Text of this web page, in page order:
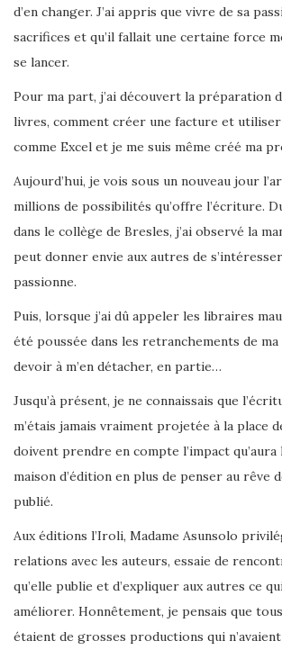
d’en changer. J’ai appris que vivre de sa
sacrifices et qu’il fallait une certaine force
se lancer.
Pour ma part, j’ai découvert la préparation
livres, comment créer une facture et
comme Excel et je me suis même créé ma
Aujourd’hui, je vois sous un nouveau jour
millions de possibilités qu’offre l’écriture.
dans le collège de Bresles, j’ai observé la
peut donner envie aux autres de
passionne.
Puis, lorsque j’ai dû appeler les libraires
été poussée dans les retranchements de ma
devoir à m’en détacher, en partie…
Jusqu’à présent, je ne connaissais que
m’étais jamais vraiment projetée à la place
doivent prendre en compte l’impact
maison d’édition en plus de penser au rêve
publié.
Aux éditions l’Iroli, Madame Asunsolo
relations avec les auteurs, essaie de
qu’elle publie et d’expliquer aux autres ce
améliorer. Honnêtement, je pensais que
étaient de grosses productions qui